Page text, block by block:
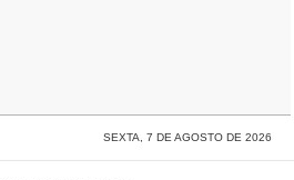
SEXTA, 7 DE AGOSTO DE 2026